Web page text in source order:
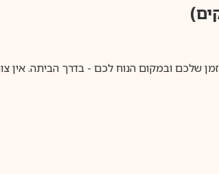
שלכם ובמקום הנוח לכם - בדרך הביתה. אין